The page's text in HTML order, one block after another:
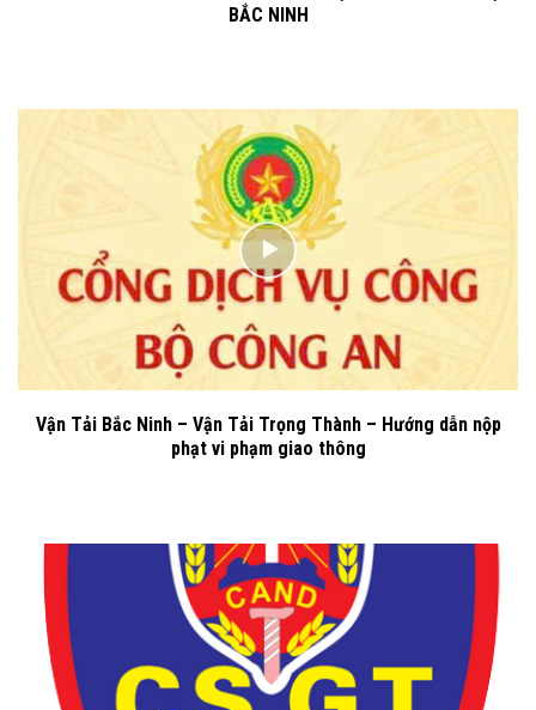
BẮC NINH
Vận Tải Bắc Ninh – Vận Tải Trọng Thành – Hướng dẫn nộp
phạt vi phạm giao thông